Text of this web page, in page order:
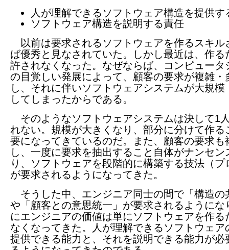
人が理解できるソフトウェア構造を提供す
ソフトウェア構造を説明する責任
以前は要求されるソフトウェアを作るスキル
ば優秀と見なされていた。しかし最近は、作る
許されなくなった。なぜならば、コンピュータ
の目覚しい発展によって、顧客の要求が複雑・
し、それに伴いソフトウェアシステムが大規模
してしまったからである。
そのようなソフトウェアシステムは決して1
れない。規模が大きくなり、部分に分けて作る
要になってきているのだ。また、顧客の要求も
し、一度に要求を抽出すること自体がナンセン
り、ソフトウェアを段階的に構築する技法（プ
が要求されるようになってきた。
そうした中、エンジニア同士の間で「構造の
や「顧客との意思統一」が要求されるようにな
にエンジニアの価値は単にソフトウェアを作る
なくなってきた。人が理解できるソフトウェア
提供できる能力と、それを説明できる能力が必